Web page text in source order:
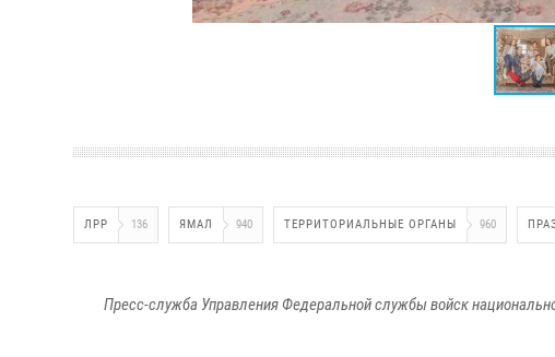
ЛРР 136 ЯМАЛ 940 ТЕРРИТОРИАЛЬНЫЕ ОРГАНЫ 960
Пресс-служба Управления Федеральной службы войск